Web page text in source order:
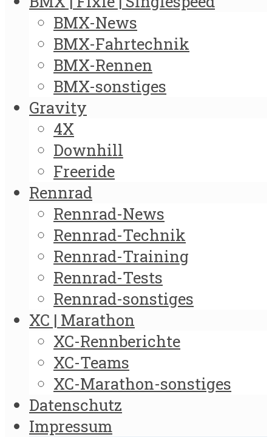
BMX-News
BMX-Fahrtechnik
BMX-Rennen
BMX-sonstiges
Gravity
4X
Downhill
Freeride
Rennrad
Rennrad-News
Rennrad-Technik
Rennrad-Training
Rennrad-Tests
Rennrad-sonstiges
XC | Marathon
XC-Rennberichte
XC-Teams
XC-Marathon-sonstiges
Datenschutz
Impressum